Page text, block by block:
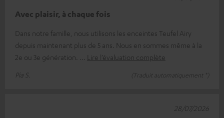
Avec plaisir, à chaque fois
Dans notre famille, nous utilisons les enceintes Teufel Airy
depuis maintenant plus de 5 ans. Nous en sommes même à la
2e ou 3e génération.
Lire l’évaluation complète
Pia S.
(Traduit automatiquement *)
28/07/2026